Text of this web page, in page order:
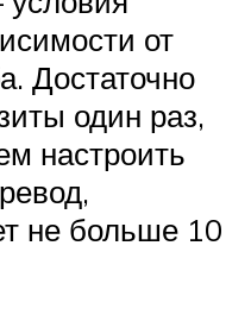
от
Достаточно
один раз,
настроить
не больше 10